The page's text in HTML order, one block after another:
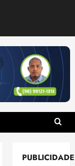
PUBLICIDADE